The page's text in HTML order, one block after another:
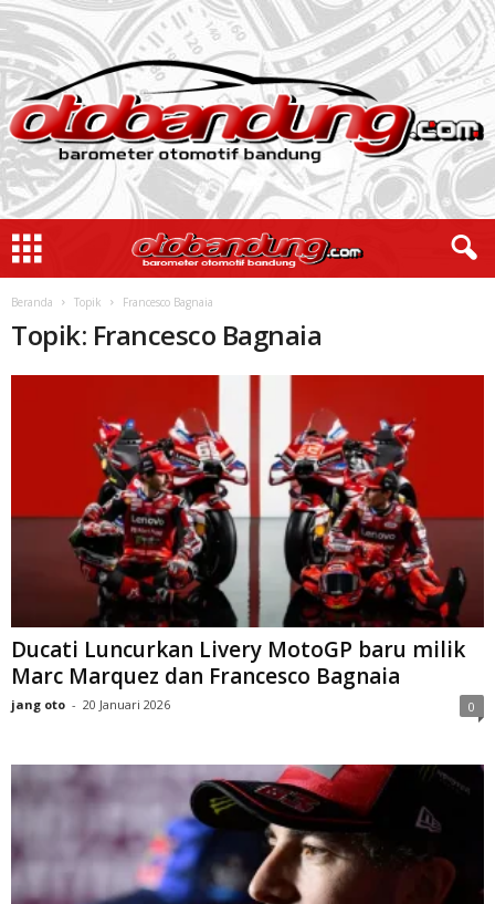
Beranda Topik Francesco Bagnaia
Topik: Francesco Bagnaia
Ducati Luncurkan Livery MotoGP baru milik
Marc Marquez dan Francesco Bagnaia
jang oto - 20 Januari 2026 0